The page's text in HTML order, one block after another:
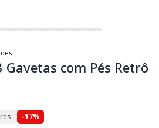
Gavetas com Pés Retrô
-17%